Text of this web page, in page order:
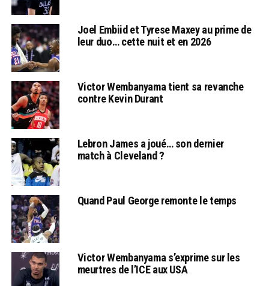
Joel Embiid et Tyrese Maxey au prime de
leur duo… cette nuit et en 2026
Victor Wembanyama tient sa revanche
contre Kevin Durant
Lebron James a joué… son dernier
match à Cleveland ?
Quand Paul George remonte le temps
Victor Wembanyama s’exprime sur les
meurtres de l’ICE aux USA